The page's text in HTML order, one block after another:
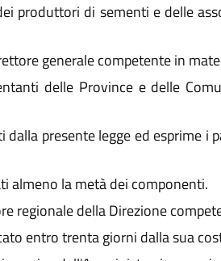
produttori di sementi e delle
generale competente in
delle Province e delle
presente legge ed esprime i
almeno la metà dei componenti.
regionale della Direzione
entro trenta giorni dalla sua